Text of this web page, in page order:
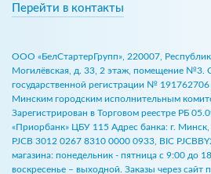
Перейти в контакты
ООО «БелСтартерГрупп», 220007,
Могилёвская, д. 33, 2 этаж, помещение №3.
государственной регистрации №
Минским городским исполнительным
Зарегистрирован в Торговом реестре РБ
«Приорбанк» ЦБУ 115 Адрес банка: г.
PJCB 3012 0267 8310 0000 0933, BIC
магазина: понедельник - пятница с 9:00 до
воскресенье – выходной. Заказы через сайт